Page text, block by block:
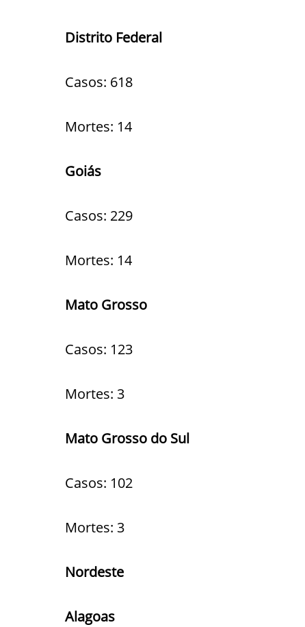
Distrito Federal
Casos: 618
Mortes: 14
Goiás
Casos: 229
Mortes: 14
Mato Grosso
Casos: 123
Mortes: 3
Mato Grosso do Sul
Casos: 102
Mortes: 3
Nordeste
Alagoas